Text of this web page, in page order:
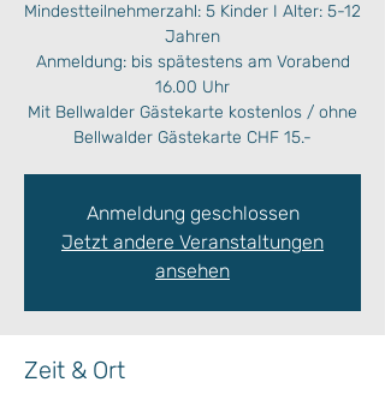
Mindestteilnehmerzahl: 5 Kinder I Alter: 5-12
Jahren
Anmeldung: bis spätestens am Vorabend
16.00 Uhr
Mit Bellwalder Gästekarte kostenlos / ohne
Bellwalder Gästekarte CHF 15.-
Anmeldung geschlossen
Jetzt andere Veranstaltungen
ansehen
Zeit & Ort